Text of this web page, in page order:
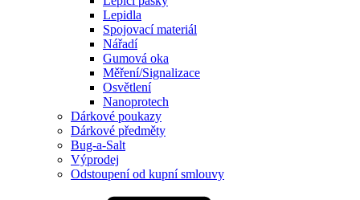
Lepidla
Spojovací materiál
Nářadí
Gumová oka
Měření/Signalizace
Osvětlení
Nanoprotech
Dárkové poukazy
Dárkové předměty
Bug-a-Salt
Výprodej
Odstoupení od kupní smlouvy